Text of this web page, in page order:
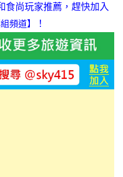
食尚玩家推薦，趕快加入
頻道】 ！